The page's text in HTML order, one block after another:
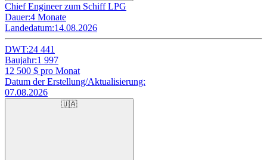
Chief Engineer zum Schiff LPG
Dauer:4 Monate
Landedatum:14.08.2026
DWT:24 441
Baujahr:1 997
12 500 $ pro Monat
Datum der Erstellung/Aktualisierung:
07.08.2026
🇺🇦